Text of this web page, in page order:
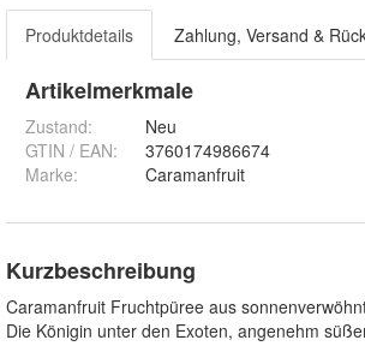
Produktdetails Zahlung, Versand &
Artikelmerkmale
Zustand:
Neu
GTIN / EAN:
3760174986674
Marke:
Caramanfruit
Kurzbeschreibung
Caramanfruit Fruchtpüree aus
Die Königin unter den Exoten, angenehm